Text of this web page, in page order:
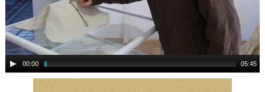
00:00 05:45